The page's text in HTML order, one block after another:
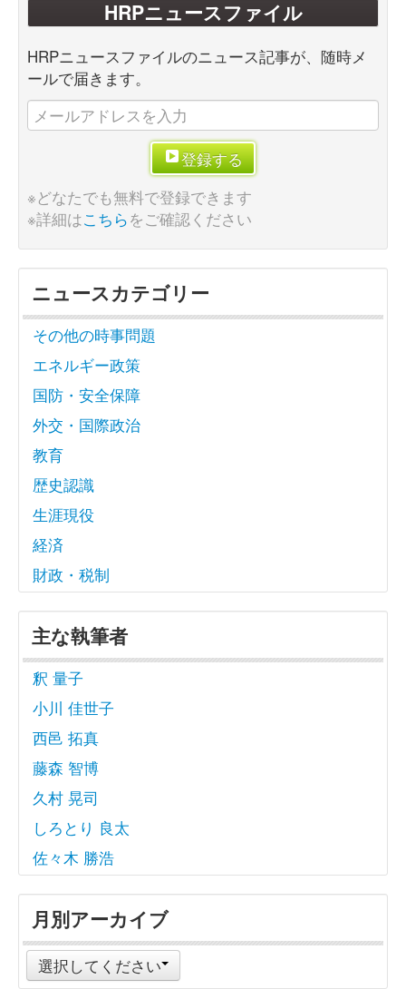
HRPニュースファイル
HRPニュースファイルのニュース記事が、随時メ
ールで届きます。
登録する
※どなたでも無料で登録できます
※詳細はこちらをご確認ください
ニュースカテゴリー
その他の時事問題
エネルギー政策
国防・安全保障
外交・国際政治
教育
歴史認識
生涯現役
経済
財政・税制
主な執筆者
釈 量子
小川 佳世子
西邑 拓真
藤森 智博
久村 晃司
しろとり 良太
佐々木 勝浩
月別アーカイブ
選択してください